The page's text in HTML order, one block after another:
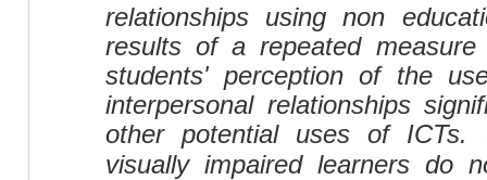
relationships
using non
results of a repeated measure
students' perception of the
interpersonal relationships
other potential uses of ICTs.
visually impaired learners do